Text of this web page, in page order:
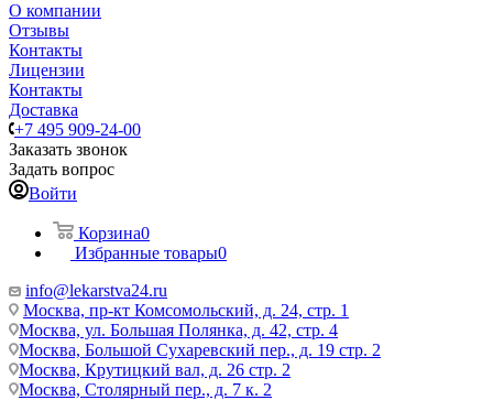
О компании
Отзывы
Контакты
Лицензии
Контакты
Доставка
+7 495 909-24-00
Заказать звонок
Задать вопрос
Войти
Корзина0
Избранные товары0
info@lekarstva24.ru
Москва, пр-кт Комсомольский, д. 24, стр. 1
Москва, ул. Большая Полянка, д. 42, стр. 4
Москва, Большой Сухаревский пер., д. 19 стр. 2
Москва, Крутицкий вал, д. 26 стр. 2
Москва, Столярный пер., д. 7 к. 2